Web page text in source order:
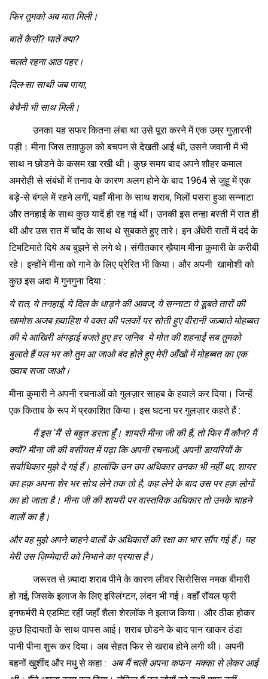
फिर तुमको अब मात मिली।
बातें कैसी? घातें क्या?
चलते रहना आठ पहर।
दिल-सा साथी जब पाया,
बेचैनी भी साथ मिली।
उनका यह सफर कितना लंबा था उसे पूरा करने में एक उम्र गुज़ारनी
पड़ी। मीना जिस तग़ाफ़ुल को बचपन से देखती आई थी, उसने जवानी में भी
साथ न छोडने के कसम खा रखी थी। कुछ समय बाद अपने शौहर कमाल
अमरोही से संबंधों में तनाव के कारण अलग होने के बाद 1964 से जुहू में एक
बड़े-से बंगले में रहने लगीं, यहाँ मीना के साथ शराब, मिलों पसरा हुआ सन्नाटा
और तनहाई के साथ कुछ यादें ही रह गई थीं। उनकी इस तन्हा बस्ती में रात ही
थी और उस रात में चाँद के साथ थे सुबकते हुए तारे। इन अँधेरी रातों में दर्द के
टिमटिमाते दिये अब बुझने से लगे थे। संगीतकार ख़ैयाम मीना कुमारी के करीबी
रहे। इन्होंने मीना को गाने के लिए प्रेरित भी किया। और अपनी खामोशी को
कुछ इस अदा में गुनगुना दिया :
ये रात, ये तनहाई, ये दिल के धाड़ने की आवज, ये सन्नाटा ये डूबते तारों की
खामोश अजब ख़्वाहिश ये वक्त की पलकों पर सोती हुए वीरानी जज़्बाते मोहब्बत
की ये आखिरी अंगड़ाई बजते हुए हर जनिब ये मोत की शहनाई सब तुमको
बुलाते हैं पल भर को तुम आ जाओ बंद होते हुए मेरी आँखों में मोहब्बत का एक
ख्वाब सजा जाओ।
मीना कुमारी ने अपनी रचनाओं को गुलज़ार साहब के हवाले कर दिया। जिन्हें
एक किताब के रूप में प्रकाशित किया। इस घटना पर गुलज़ार कहते हैं :
मैं इस‘मैं’ से बहुत डरता हूँ। शायरी मीना जी की हैं, तो फिर मैं कौन? मैं
क्यों? मीना जी की वसीयत में पढ़ा कि अपनी रचनाओं, अपनी डायरियों के
सर्वाधिकार मुझे दे गई हैं। हालांकि उन उप अधिकार उनका भी नहीं था, शायर
का हक़ अपना शेर भर सोच लेने तक तो है, कह लेने के बाद उस पर हक़ लोगों
का हो जाता है। मीना जी की शायरी पर वास्तविक अधिकार तो उनके चाहने
वालों का है।
और वह मुझे अपने चाहने वालों के अधिकारों की रक्षा का भार सौंप गई हैं। यह
मेरी उस ज़िम्मेदारी को निभाने का प्रयास है।
जरूरत से ज़्यादा शराब पीने के कारण लीवर सिरोसिस नमक बीमारी
हो गई, जिसके इलाज के लिए इस्लिंग्टन, लंदन भी गई। वहाँ रॉयल फ्री
इनफर्मरी मे एडमिट रहीं जहाँ शैला शेरलॉक ने इलाज किया। और ठीक होकर
कुछ हिदायतों के साथ वापस आई। शराब छोडने के बाद पान खाकर ठंडा
पानी पीना शुरू कर दिया। अब सेहत फिर से खराब होने लगी थी। अपनी
बहनों खुर्शीद और मधु से कहा : अब मैं चली अपना कफन मक्का से लेकर आई